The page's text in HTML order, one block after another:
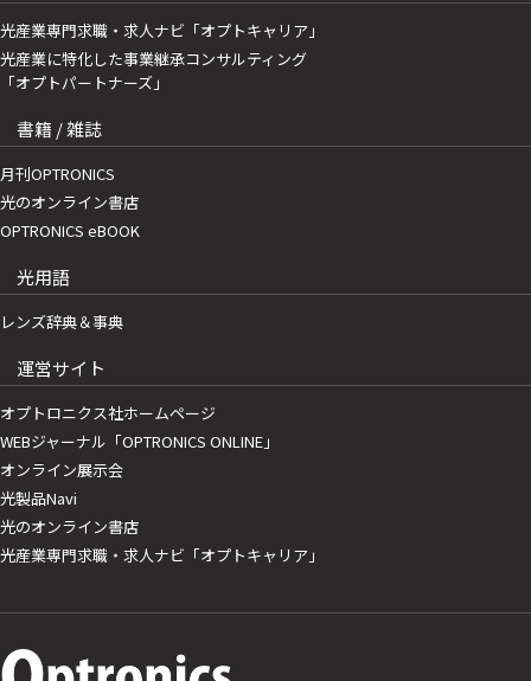
光産業専門求職・求人ナビ「オプトキャリア」
光産業に特化した事業継承コンサルティング
「オプトパートナーズ」
書籍 / 雑誌
月刊OPTRONICS
光のオンライン書店
OPTRONICS eBOOK
光用語
レンズ辞典＆事典
運営サイト
オプトロニクス社ホームページ
WEBジャーナル「OPTRONICS ONLINE」
オンライン展示会
光製品Navi
光のオンライン書店
光産業専門求職・求人ナビ「オプトキャリア」